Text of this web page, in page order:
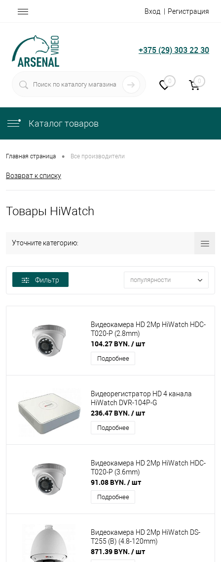
Вход Регистрация
+375 (29) 303 22 30
0 0
Каталог товаров
Главная страница • Все производители
Возврат к списку
Товары HiWatch
Уточните категорию:
Фильтр популярности
Видеокамера HD 2Mp HiWatch HDC-
T020-P (2.8mm)
104.27 BYN. / шт
Подробнее
Видеорегистратор HD 4 канала
HiWatch DVR-104P-G
236.47 BYN. / шт
Подробнее
Видеокамера HD 2Mp HiWatch HDC-
T020-P (3.6mm)
91.08 BYN. / шт
Подробнее
Видеокамера HD 2Mp HiWatch DS-
T255 (B) (4.8-120mm)
871.39 BYN. / шт